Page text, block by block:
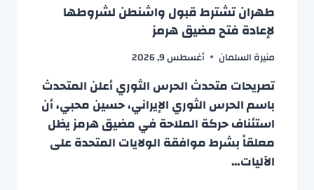
طهران تشترط قبول واشنطن لشروطها
لإعادة فتح مضيق هرمز
منيرة السلمان أغسطس 9, 2026
تصريحات متحدث الحرس الثوري أعلن المتحدث
باسم الحرس الثوري الإيراني، حسين محبي، أن
استئناف حركة الملاحة في مضيق هرمز يظل
معلقاً بشرط موافقة الولايات المتحدة على
الآليات…